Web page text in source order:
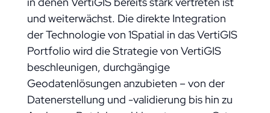
und weiterwächst. Die direkte Integration
der Technologie von 1Spatial in das VertiGIS
Portfolio wird die Strategie von VertiGIS
beschleunigen, durchgängige
Geodatenlösungen anzubieten – von der
Datenerstellung und -validierung bis hin zu